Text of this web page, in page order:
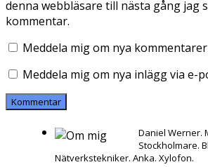
denna webbläsare till nästa gång jag
kommentar.
Meddela mig om nya
Meddela mig om nya inlägg via e-
Daniel Werner.
Stockholmare.
Nätverkstekniker. Anka. Xylofon.